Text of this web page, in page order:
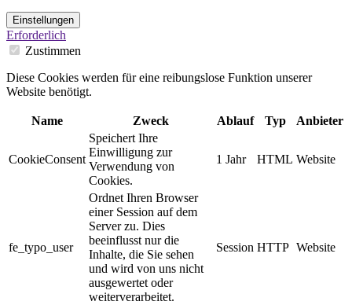
Einstellungen
Erforderlich
Zustimmen
Diese Cookies werden für eine reibungslose Funktion unserer
Website benötigt.
Name Zweck Ablauf Typ Anbieter
CookieConsent
Speichert Ihre
Einwilligung zur
Verwendung von
Cookies.
1 Jahr HTML Website
fe_typo_user
Ordnet Ihren Browser
einer Session auf dem
Server zu. Dies
beeinflusst nur die
Inhalte, die Sie sehen
und wird von uns nicht
ausgewertet oder
weiterverarbeitet.
Session HTTP Website